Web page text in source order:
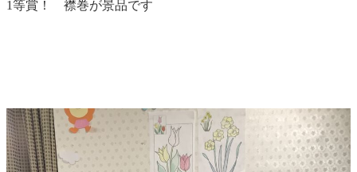
1等賞！ 襟巻が景品です